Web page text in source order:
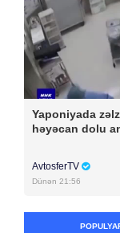
Yaponiyada
həyəcan dolu
AvtosferTV
Dünən 21:56